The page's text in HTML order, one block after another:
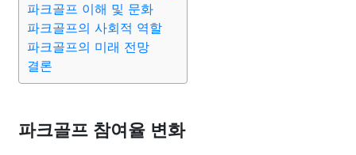
파크골프 이해 및 문화
파크골프의 사회적 역할
파크골프의 미래 전망
결론
파크골프 참여율 변화